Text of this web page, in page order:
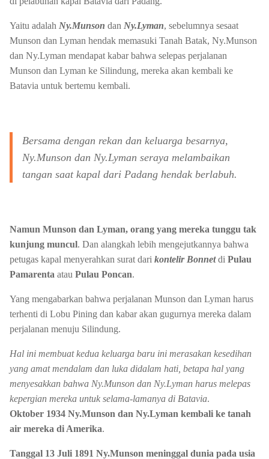
Yaitu adalah Ny.Munson dan Ny.Lyman, sebelumnya sesaat
Munson dan Lyman hendak memasuki Tanah Batak, Ny.Munson
dan Ny.Lyman mendapat kabar bahwa selepas perjalanan
Munson dan Lyman ke Silindung, mereka akan kembali ke
Batavia untuk bertemu kembali.
Bersama dengan rekan dan keluarga besarnya,
Ny.Munson dan Ny.Lyman seraya melambaikan
tangan saat kapal dari Padang hendak berlabuh.
Namun Munson dan Lyman, orang yang mereka tunggu tak
kunjung muncul. Dan alangkah lebih mengejutkannya bahwa
petugas kapal menyerahkan surat dari kontelir Bonnetdi Pulau
Pamarenta atau Pulau Poncan.
Yang mengabarkan bahwa perjalanan Munson dan Lyman harus
terhenti di Lobu Pining dan kabar akan gugurnya mereka dalam
perjalanan menuju Silindung.
Hal ini membuat kedua keluarga baru ini merasakan kesedihan
yang amat mendalam dan luka didalam hati, betapa hal yang
menyesakkan bahwa Ny.Munson dan Ny.Lyman harus melepas
kepergian mereka untuk selama-lamanya di Batavia.
Oktober 1934 Ny.Munson dan Ny.Lyman kembali ke tanah
air mereka di Amerika.
Tanggal 13 Juli 1891 Ny.Munson meninggal dunia pada usia